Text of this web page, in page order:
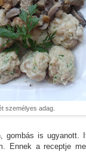
személyes adag.
gombás is ugyanott.
Ennek a receptje